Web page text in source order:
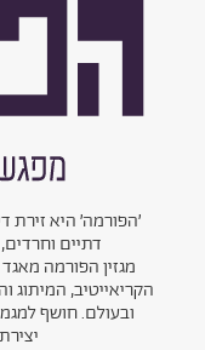
׳הפורמה׳ היא זירת
דתיים
מגזין הפורמה
הקריאייטיב, המיתוג
ובעולם. חושף